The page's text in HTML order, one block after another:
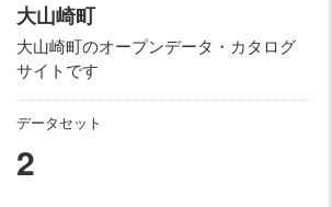
大山崎町
大山崎町のオープンデータ・カタログ
サイトです
データセット
2